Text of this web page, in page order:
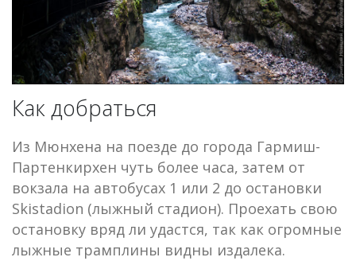
Как добраться
Из Мюнхена на поезде до города Гармиш-
Партенкирхен чуть более часа, затем от
вокзала на автобусах 1 или 2 до остановки
Skistadion (лыжный стадион). Проехать свою
остановку вряд ли удастся, так как огромные
лыжные трамплины видны издалека.